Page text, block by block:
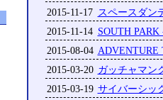
2015-11-17 スペースダン
2015-11-14 SOUTH
2015-08-04 ADVENTURE
2015-03-20 ガッチャマン
2015-03-19 サイバーシッ